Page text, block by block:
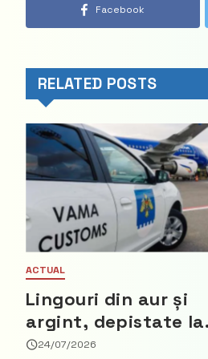
Facebook
RELATED POSTS
ACTUAL
Lingouri din aur și
argint, depistate la
vama Aeroport
24/07/2026